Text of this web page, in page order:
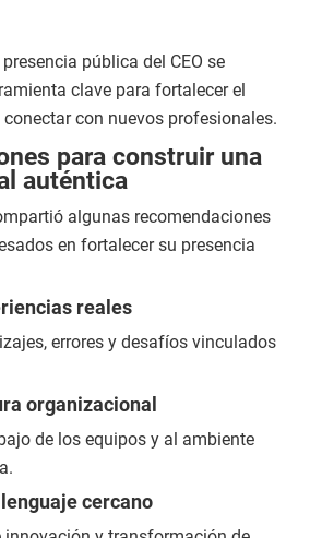
pública del CEO se
clave para fortalecer el
con nuevos profesionales.
para construir una
auténtica
algunas recomendaciones
en fortalecer su presencia
reales
errores y desafíos vinculados
organizacional
de los equipos y al ambiente
cercano